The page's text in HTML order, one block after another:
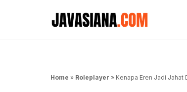
Home » Roleplayer » Kenapa Eren Jadi Jahat